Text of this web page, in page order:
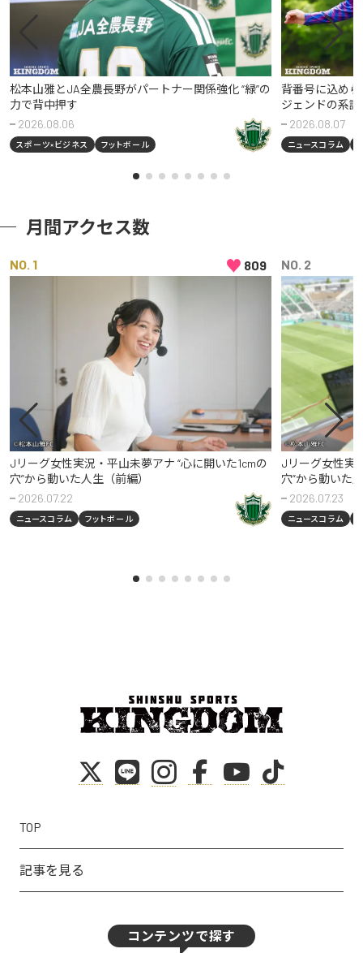
松本山雅とJA全農長野がパートナー関係強化 “緑”の
力で背中押す
2026.08.06
スポーツ×ビジネス フットボール
背番号に込め
ジェンドの系
2026.08.07
ニュースコラム
月間アクセス数
NO ♥ 809
Jリーグ女性実況・平山未夢アナ “心に開いた1cmの
穴”から動いた人生（前編）
2026.07.22
ニュースコラム フットボール
NO
Jリーグ女性実
穴”から動いた
2026.07.23
ニュースコラム
TOP
記事を見る
コンテンツで探す